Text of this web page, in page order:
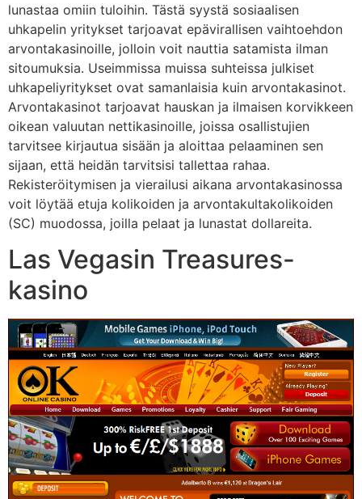
lunastaa omiin tuloihin. Tästä syystä sosiaalisen
uhkapelin yritykset tarjoavat epävirallisen vaihtoehdon
arvontakasinoille, jolloin voit nauttia satamista ilman
sitoumuksia. Useimmissa muissa suhteissa julkiset
uhkapeliyritykset ovat samanlaisia ​​kuin arvontakasinot.
Arvontakasinot tarjoavat hauskan ja ilmaisen korvikkeen
oikean valuutan nettikasinoille, joissa osallistujien
tarvitsee kirjautua sisään ja aloittaa pelaaminen sen
sijaan, että heidän tarvitsisi tallettaa rahaa.
Rekisteröitymisen ja vierailusi aikana arvontakasinossa
voit löytää etuja kolikoiden ja arvontakultakolikoiden
(SC) muodossa, joilla pelaat ja lunastat dollareita.
Las Vegasin Treasures-
kasino